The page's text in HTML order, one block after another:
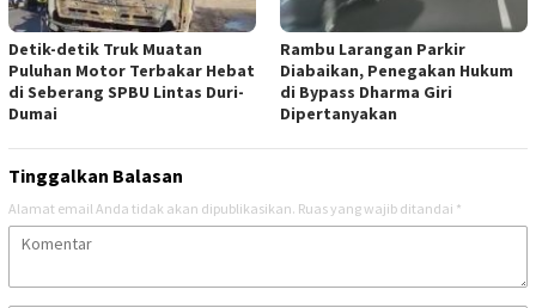
Detik-detik Truk Muatan
Puluhan Motor Terbakar Hebat
di Seberang SPBU Lintas Duri-
Dumai
Rambu Larangan Parkir
Diabaikan, Penegakan Hukum
di Bypass Dharma Giri
Dipertanyakan
Tinggalkan Balasan
Alamat email Anda tidak akan dipublikasikan. Ruas yang wajib ditandai *